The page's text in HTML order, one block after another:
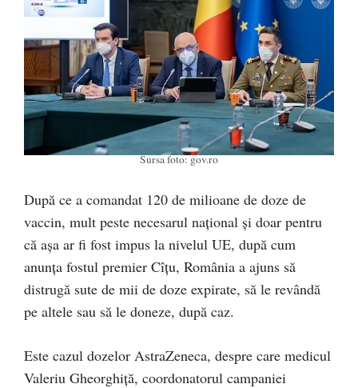
Sursa foto: gov.ro
După ce a comandat 120 de milioane de doze de
vaccin, mult peste necesarul național și doar pentru
că așa ar fi fost impus la nivelul UE, după cum
anunța fostul premier Cîțu, România a ajuns să
distrugă sute de mii de doze expirate, să le revândă
pe altele sau să le doneze, după caz.
Este cazul dozelor AstraZeneca, despre care medicul
Valeriu Gheorghiță, coordonatorul campaniei